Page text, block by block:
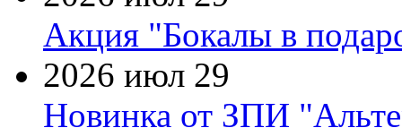
Акция "Бокалы в
2026 июл 29
Новинка от ЗПИ